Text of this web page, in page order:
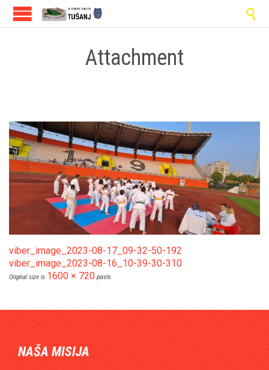

Attachment
viber_image_2023-08-17_09-32-50-192
viber_image_2023-08-16_10-39-30-310
Original size is 1600 × 720 pixels
NAŠA MISIJA